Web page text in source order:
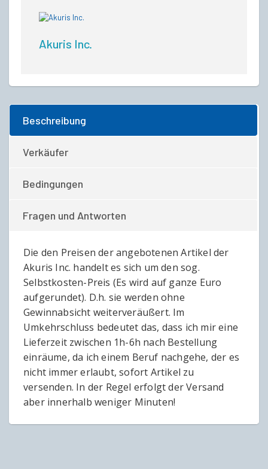
Akuris Inc.
Beschreibung
Verkäufer
Bedingungen
Fragen und Antworten
Die den Preisen der angebotenen Artikel der
Akuris Inc. handelt es sich um den sog.
Selbstkosten-Preis (Es wird auf ganze Euro
aufgerundet). D.h. sie werden ohne
Gewinnabsicht weiterveräußert. Im
Umkehrschluss bedeutet das, dass ich mir eine
Lieferzeit zwischen 1h-6h nach Bestellung
einräume, da ich einem Beruf nachgehe, der es
nicht immer erlaubt, sofort Artikel zu
versenden. In der Regel erfolgt der Versand
aber innerhalb weniger Minuten!